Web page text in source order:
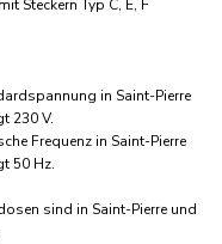
Steckern Typ C, E, F
in Saint-Pierre
230 V.
Frequenz in Saint-Pierre
50 Hz.
sind in Saint-Pierre und